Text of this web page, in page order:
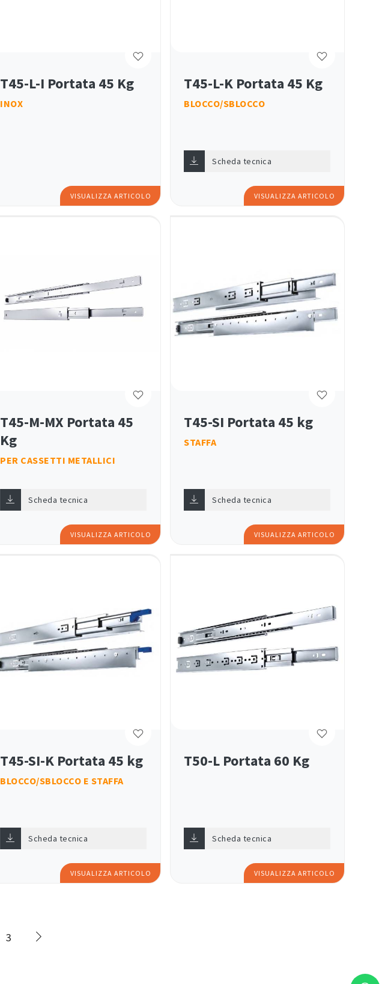
T45-L-I Portata 45 Kg
INOX
VISUALIZZA ARTICOLO
T45-L-K Portata 45 Kg
BLOCCO/SBLOCCO
Scheda tecnica
VISUALIZZA ARTICOLO
T45-M-MX Portata 45
Kg
PER CASSETTI METALLICI
Scheda tecnica
VISUALIZZA ARTICOLO
T45-SI Portata 45 kg
STAFFA
Scheda tecnica
VISUALIZZA ARTICOLO
T45-SI-K Portata 45 kg
BLOCCO/SBLOCCO E STAFFA
Scheda tecnica
VISUALIZZA ARTICOLO
T50-L Portata 60 Kg
Scheda tecnica
VISUALIZZA ARTICOLO
3